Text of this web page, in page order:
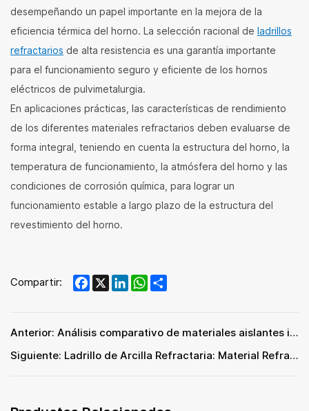
desempeñando un papel importante en la mejora de la
eficiencia térmica del horno. La selección racional de ladrillos
refractarios de alta resistencia es una garantía importante
para el funcionamiento seguro y eficiente de los hornos
eléctricos de pulvimetalurgia.
En aplicaciones prácticas, las características de rendimiento
de los diferentes materiales refractarios deben evaluarse de
forma integral, teniendo en cuenta la estructura del horno, la
temperatura de funcionamiento, la atmósfera del horno y las
condiciones de corrosión química, para lograr un
funcionamiento estable a largo plazo de la estructura del
revestimiento del horno.
Compartir: Facebook
X LinkedInWhatsApp
Anterior: Análisis comparativo de materiales aislantes industriales de alta temperatura: Diferencias en las aplicaciones de ingeniería de paneles microporosos y paneles de fibra cerámica
Siguiente: Ladrillo de Arcilla Refractaria: Material Refractario Duradero y de Alto Rendimiento para Aplicaciones Industriales